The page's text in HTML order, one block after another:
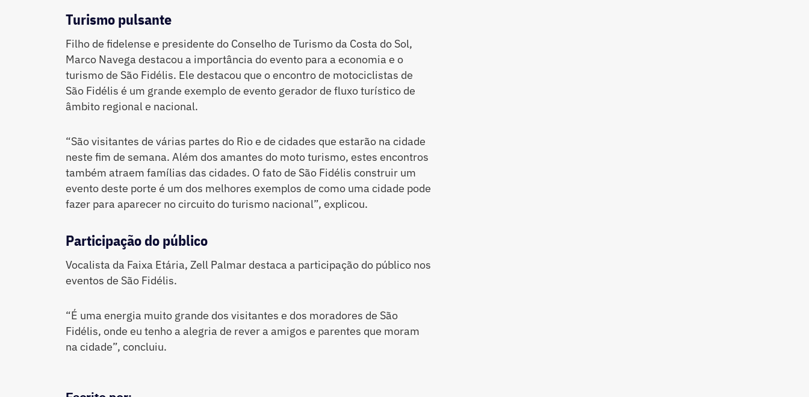
Turismo pulsante
Filho de fidelense e presidente do Conselho de Turismo da Costa do Sol,
Marco Navega destacou a importância do evento para a economia e o
turismo de São Fidélis. Ele destacou que o encontro de motociclistas de
São Fidélis é um grande exemplo de evento gerador de fluxo turístico de
âmbito regional e nacional.
“São visitantes de várias partes do Rio e de cidades que estarão na cidade
neste fim de semana. Além dos amantes do moto turismo, estes encontros
também atraem famílias das cidades. O fato de São Fidélis construir um
evento deste porte é um dos melhores exemplos de como uma cidade pode
fazer para aparecer no circuito do turismo nacional”, explicou.
Participação do público
Vocalista da Faixa Etária, Zell Palmar destaca a participação do público nos
eventos de São Fidélis.
“É uma energia muito grande dos visitantes e dos moradores de São
Fidélis, onde eu tenho a alegria de rever a amigos e parentes que moram
na cidade”, concluiu.